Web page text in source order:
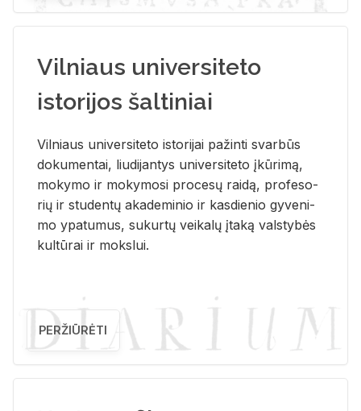
Vilniaus universiteto
istorijos šaltiniai
Vil­niaus uni­ver­si­te­to is­to­ri­jai pa­žin­ti svar­būs
do­ku­men­tai, liu­di­jan­tys uni­ver­si­te­to įkū­ri­mą,
mo­ky­mo ir mo­ky­mo­si pro­ce­sų rai­dą, pro­fe­so­
rių ir stu­den­tų aka­de­mi­nio ir kas­die­nio gy­ve­ni­
mo ypa­tu­mus, su­kur­tų vei­ka­lų įta­ką vals­ty­bės
kul­tū­rai ir moks­lui.
PERŽIŪRĖTI